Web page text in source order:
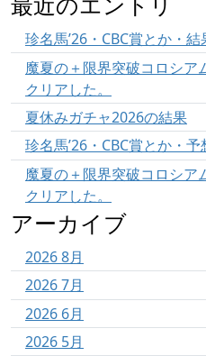
珍名馬’26・CBC賞とか・結
魔夏の＋限界突破コロシア
クリアした。
夏休みガチャ2026の結果
珍名馬’26・CBC賞とか・予
魔夏の＋限界突破コロシア
クリアした。
アーカイブ
2026 8月
2026 7月
2026 6月
2026 5月